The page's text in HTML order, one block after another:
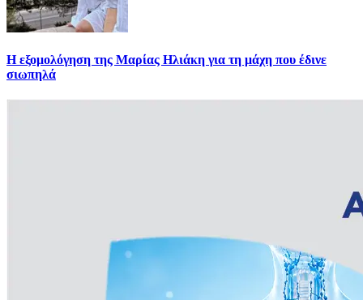
Η εξομολόγηση της Μαρίας Ηλιάκη για τη μάχη που έδινε
σιωπηλά